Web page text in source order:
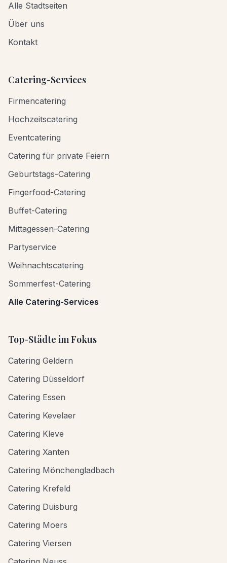
Alle Stadtseiten
Über uns
Kontakt
Catering-Services
Firmencatering
Hochzeitscatering
Eventcatering
Catering für private Feiern
Geburtstags-Catering
Fingerfood-Catering
Buffet-Catering
Mittagessen-Catering
Partyservice
Weihnachtscatering
Sommerfest-Catering
Alle Catering-Services
Top-Städte im Fokus
Catering Geldern
Catering Düsseldorf
Catering Essen
Catering Kevelaer
Catering Kleve
Catering Xanten
Catering Mönchengladbach
Catering Krefeld
Catering Duisburg
Catering Moers
Catering Viersen